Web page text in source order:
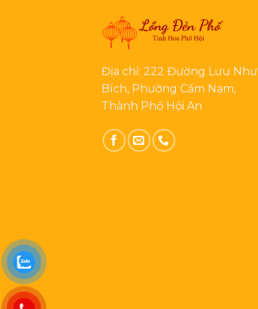
Địa chỉ: 222 Đường Lưu Như
Bích, Phường Cẩm Nam,
Thành Phố Hội An